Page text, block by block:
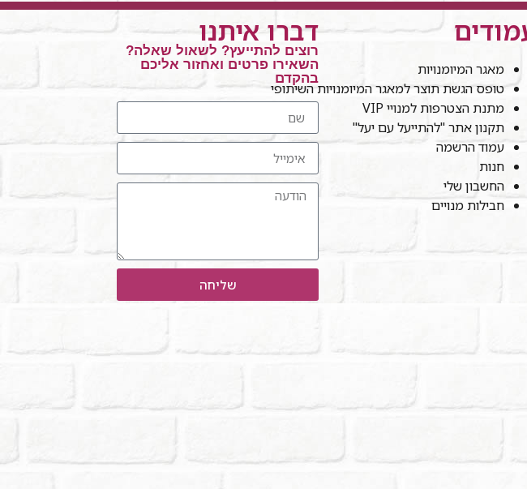
מאגר המיומנויות
טופס הגשת תוצר למאגר המיומנויות השיתופי
מתנת הצטרפות למנויי VIP
תקנון אתר "להתייעל עם יעל"
עמוד הרשמה
חנות
החשבון שלי
חבילות מנויים
דברו איתנו
רוצים להתייעץ? לשאול שאלה?
השאירו פרטים ואחזור אליכם
בהקדם
שליחה